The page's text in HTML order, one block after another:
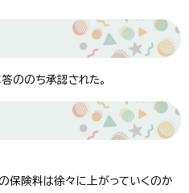
ののち承認された。
保険料は徐々に上がっていくのか